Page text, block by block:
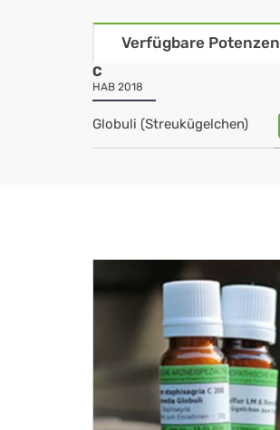
Verfügbare Potenzen
C
HAB 2018
Globuli (Streukügelchen)